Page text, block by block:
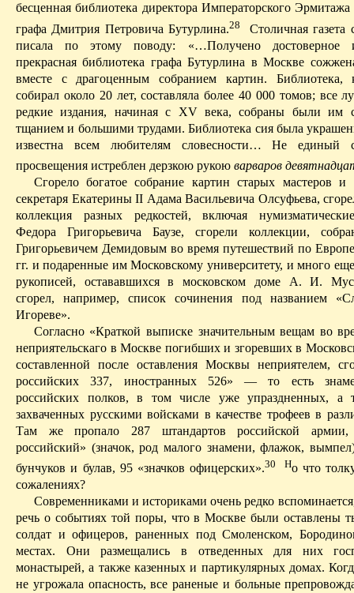
бесценная библиотека директора Императорского
графа Дмитрия Петровича Бутурлина.28
Столичная газета
писала по этому поводу: «…Получено достоверное
прекрасная библиотека графа Бутурлина в Москве
вместе с драгоценным собранием картин. Библиотека,
собирал около 20 лет, составляла более 40 000 томов; все
редкие издания, начиная с XV века, собраны были им
тщанием и большими трудами. Библиотека сия была
известна всем любителям словесности… Не единый
просвещения истреблен дерзкою рукою варваров
Сгорело богатое собрание картин старых мастеров и
секретаря Екатерины II Адама Васильевича Олсуфьева,
коллекция разных редкостей, включая
Федора Григорьевича Баузе, сгорели коллекции,
Григорьевичем Демидовым во время путешествий по
гг. и подаренные им Московскому университету, и много
рукописей, остававшихся в московском доме А. И.
сгорел, например, список сочинения под названием
Игореве».
Согласно «Краткой выписке значительным вещам во
неприятельскаго в Москве погибших и згоревшихв
составленной после оставления Москвы неприятелем,
российских 337, иностранных 526» — то есть
российских полков, в том числе уже упраздненных, а
захваченных русскими войсками в качестве трофеев в
Там же пропало 287 штандартов российской армии,
российский» (значок, род малого знамени, флажок,
бунчуков и булав, 95 «значков офицерских».30 Но что
сожалениях?
Современниками и историками очень редко вспоминается,
речь о событиях той поры, что в Москве были оставлены
солдат и офицеров, раненных под Смоленском,
местах. Они размещались в отведенных для них
монастырей, а также казенных и партикулярных домах.
не угрожала опасность, все раненые и больные